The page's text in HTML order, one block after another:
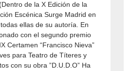
de la X Edición de la
Escénica Surge Madrid en
ellas de su autoría. En
con el segundo premio
Certamen “Francisco Nieva”
para Teatro de Títeres y
con su obra ”D.U.D.O” Ha